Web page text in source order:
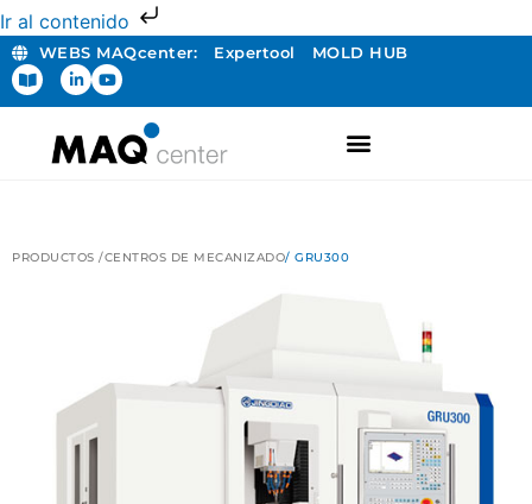
Ir al contenido
WEBS MAQcenter: Expertool MOLD HUB
PRODUCTOS /CENTROS DE MECANIZADO/ GRU300